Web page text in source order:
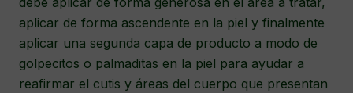
aplicar de forma ascendente en la piel y finalmente
aplicar una segunda capa de producto a modo de
golpecitos o palmaditas en la piel para ayudar a
reafirmar el cutis y áreas del cuerpo que presentan